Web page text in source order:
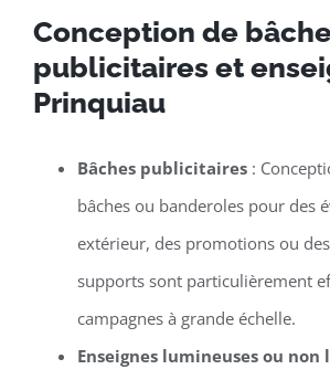
Conception de
publicitaires et
Prinquiau
Bâches publicitaires:
bâches ou banderoles pour des
extérieur, des promotions ou
supports sont particulièrement
campagnes à grande échelle.
Enseignes lumineuses ou non